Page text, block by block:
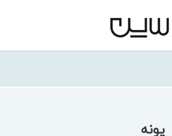
پونه